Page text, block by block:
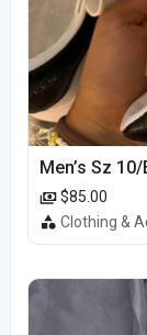
$85.00
Clothing &